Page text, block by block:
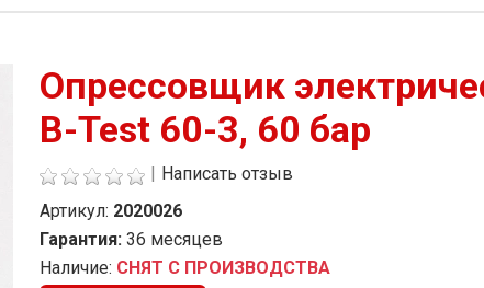
Опрессовщик
B-Test 60-3, 60 бар
| Написать отзыв
Артикул: 2020026
Гарантия: 36 месяцев
Наличие: СНЯТ С ПРОИЗВОДСТВА